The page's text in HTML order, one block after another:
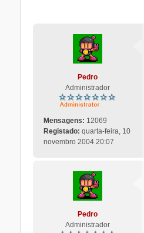
Pedro
Administrador
Mensagens: 12069
Registado: quarta-feira, 10
novembro 2004 20:07
Pedro
Administrador